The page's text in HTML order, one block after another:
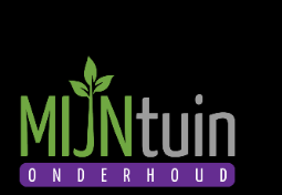
naar
navigatie
inhoud